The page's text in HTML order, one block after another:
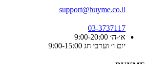
support@buyme.co.il
03-3737117
א׳-ה׳ 9:00-20:00
יום ו׳ וערבי חג 9:00-15:00